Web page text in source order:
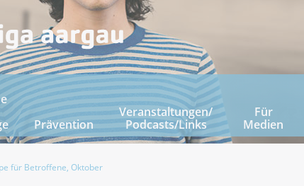
Prävention
Veranstaltungen/
Podcasts/Links
Für
Medien
für Betroffene, Oktober